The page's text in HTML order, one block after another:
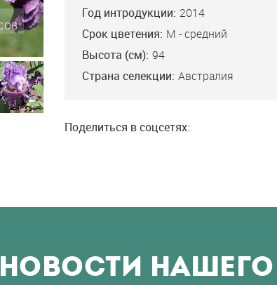
Год интродукции: 2014
Срок цветения: М - средний
Высота (см): 94
Страна селекции: Австралия
Поделиться в соцсетях:
НОВОСТИ